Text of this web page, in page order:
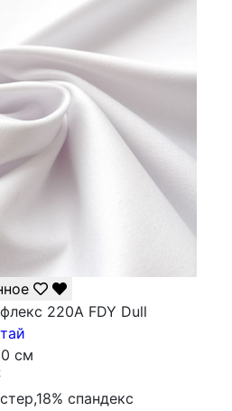
220A FDY Dull
см
спандекс